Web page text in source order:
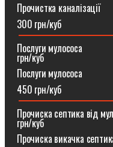
Прочистка каналізації
300 грн/куб
Послуги
грн/куб
Послуги мулососа
450 грн/куб
Прочиска септика
грн/куб
Прочиска викачка